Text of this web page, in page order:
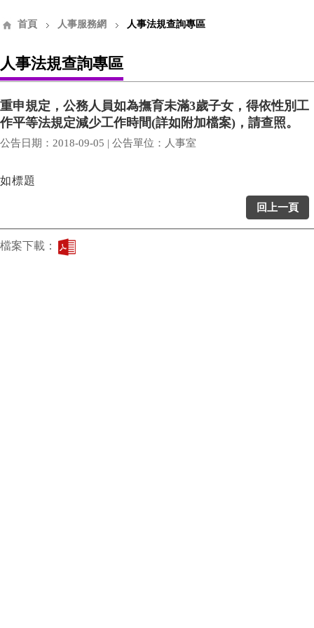
首頁 人事服務網 人事法規查詢專區
人事法規查詢專區
重申規定，公務人員如為撫育未滿3歲子女，得依性別工
作平等法規定減少工作時間(詳如附加檔案)，請查照。
公告日期：2018-09-05 | 公告單位：人事室
如標題
回上一頁
檔案下載：